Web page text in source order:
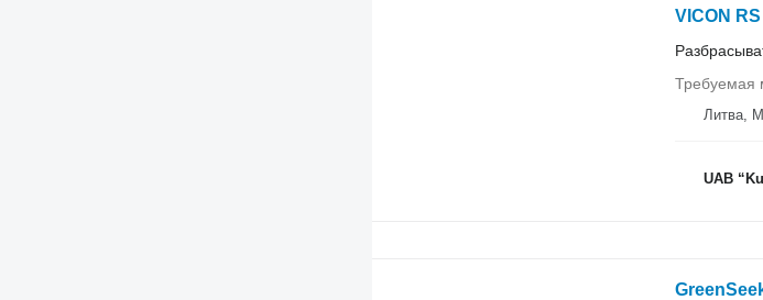
VICON
Требуемая
Литва,
UAB